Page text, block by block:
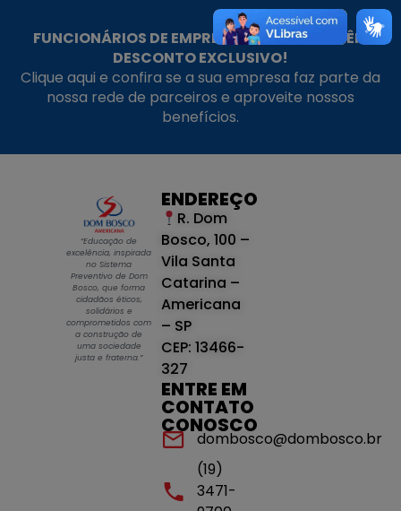
FUNCIONÁRIOS DE EMPRESAS PARCEIRAS TÊM
DESCONTO EXCLUSIVO!
Clique aqui e confira se a sua empresa faz parte da
nossa rede de parceiros e aproveite nossos
benefícios.
“Educação de
excelência, inspirada
no Sistema
Preventivo de Dom
Bosco, que forma
cidadãos éticos,
solidários e
comprometidos com
a construção de
uma sociedade
justa e fraterna.”
ENDEREÇO
R. Dom
Bosco, 100 –
Vila Santa
Catarina –
Americana
– SP
CEP: 13466-
327
ENTRE EM
CONTATO
CONOSCO
dombosco@dombosco.br
(19)
3471-